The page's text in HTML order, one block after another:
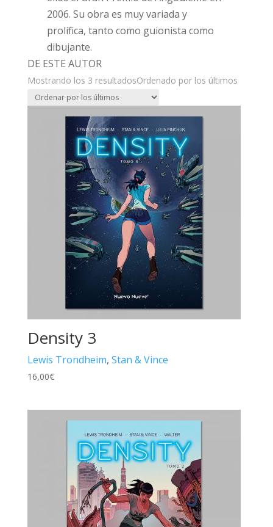
2006. Su obra es muy variada y
prolífica, tanto como guionista como
dibujante.
DE ESTE AUTOR
Mostrando los 3 resultadosOrdenado por los últimos
Density 3
Lewis Trondheim, Stan & Vince
16,00€